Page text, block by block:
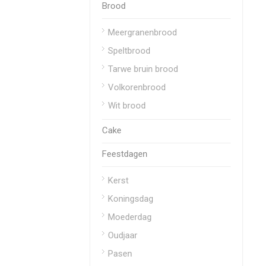
Brood
Meergranenbrood
Speltbrood
Tarwe bruin brood
Volkorenbrood
Wit brood
Cake
Feestdagen
Kerst
Koningsdag
Moederdag
Oudjaar
Pasen